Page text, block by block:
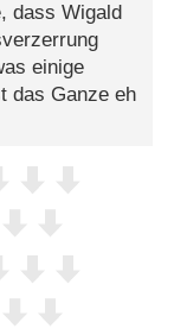
dass Wigald
einige
das Ganze eh